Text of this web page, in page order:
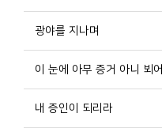
광야를 지나며
이 눈에 아무 증거 아니 뵈어
내 증인이 되리라